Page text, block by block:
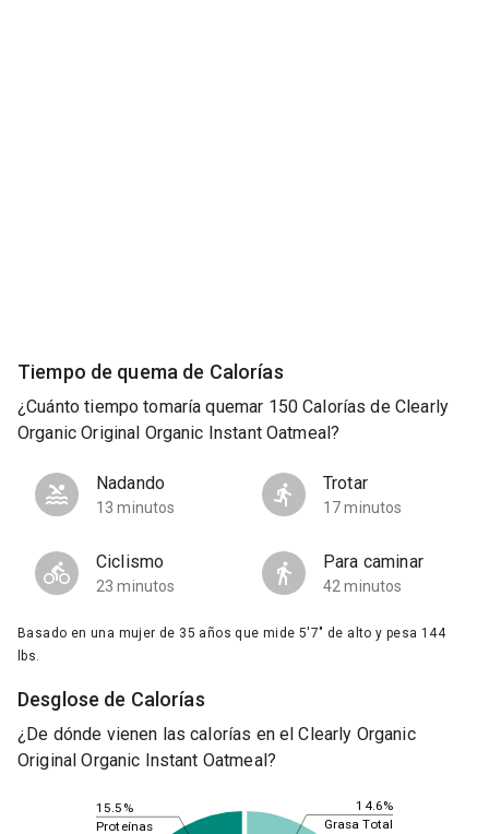
Tiempo de quema de Calorías
¿Cuánto tiempo tomaría quemar 150 Calorías de Clearly
Organic Original Organic Instant Oatmeal?
Nadando
13 minutos
Trotar
17 minutos
Ciclismo
23 minutos
Para caminar
42 minutos
Basado en una mujer de 35 años que mide 5'7" de alto y pesa 144
lbs.
Desglose de Calorías
¿De dónde vienen las calorías en el Clearly Organic
Original Organic Instant Oatmeal?
14.6%
15.5%
Grasa Total
Proteínas